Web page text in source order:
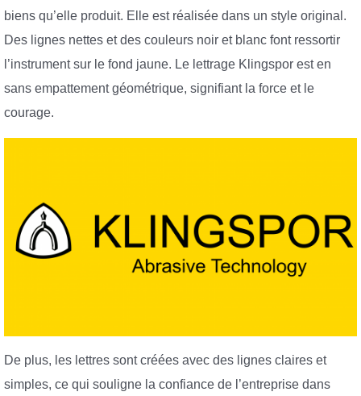
biens qu’elle produit. Elle est réalisée dans un style original.
Des lignes nettes et des couleurs noir et blanc font ressortir
l’instrument sur le fond jaune. Le lettrage Klingspor est en
sans empattement géométrique, signifiant la force et le
courage.
De plus, les lettres sont créées avec des lignes claires et
simples, ce qui souligne la confiance de l’entreprise dans